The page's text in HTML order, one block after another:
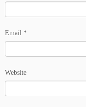
Email *
Website